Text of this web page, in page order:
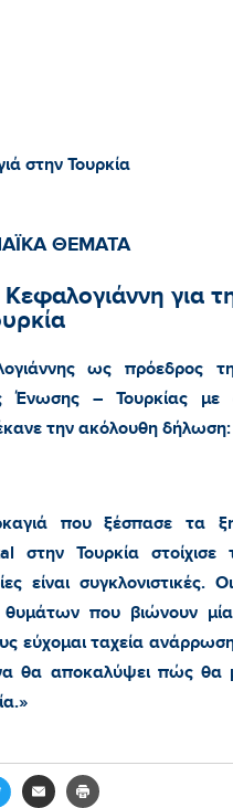
στην Τουρκία
ΘΕΜΑΤΑ
για
ως πρόεδρος της
Ένωσης – Τουρκίας
την ακόλουθη δήλωση:
που ξέσπασε τα
στην Τουρκία
είναι συγκλονιστικές.
που βιώνουν
εύχομαι ταχεία
θα αποκαλύψει πώς θα